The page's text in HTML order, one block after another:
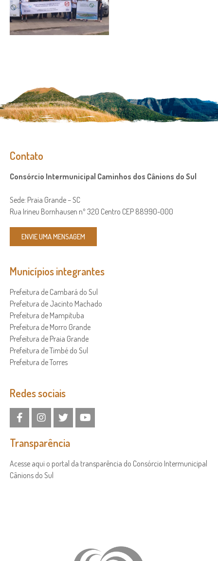
Contato
Consórcio Intermunicipal Caminhos dos Cânions do Sul
Sede: Praia Grande – SC
Rua Irineu Bornhausen nº 320 Centro CEP 88990-000
ENVIE UMA MENSAGEM
Municípios integrantes
Prefeitura de Cambará do Sul
Prefeitura de Jacinto Machado
Prefeitura de Mampituba
Prefeitura de Morro Grande
Prefeitura de Praia Grande
Prefeitura de Timbé do Sul
Prefeitura de Torres
Redes sociais
Transparência
Acesse aqui o portal da transparência do Consórcio Intermunicipal
Cânions do Sul